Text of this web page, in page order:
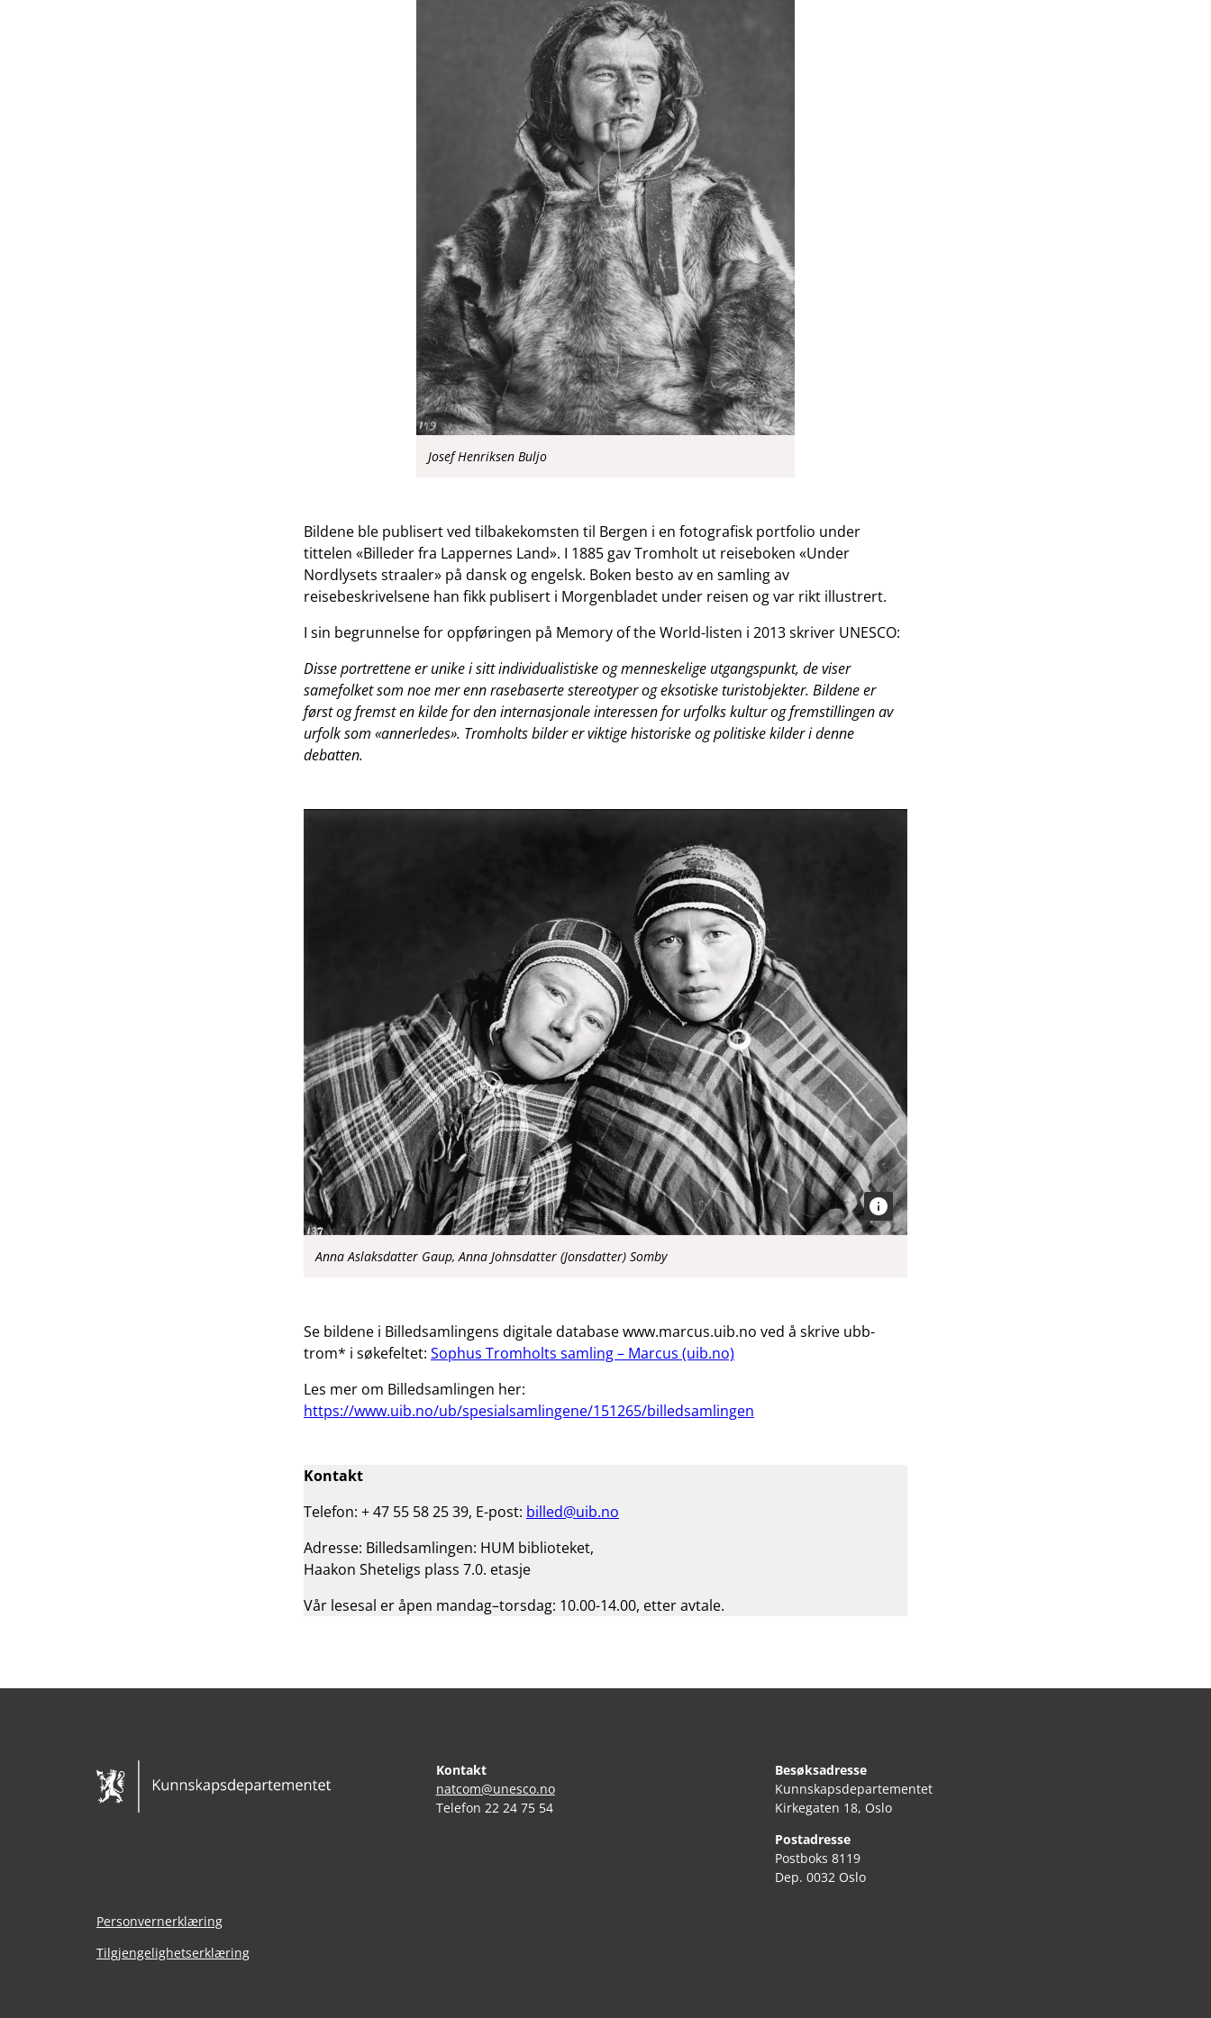
Josef Henriksen Buljo
Bildene ble publisert ved tilbakekomsten til Bergen i en fotografisk portfolio under
tittelen «Billeder fra Lappernes Land». I 1885 gav Tromholt ut reiseboken «Under
Nordlysets straaler» på dansk og engelsk. Boken besto av en samling av
reisebeskrivelsene han fikk publisert i Morgenbladet under reisen og var rikt illustrert.
I sin begrunnelse for oppføringen på Memory of the World-listen i 2013 skriver UNESCO:
Disse portrettene er unike i sitt individualistiske og menneskelige utgangspunkt, de viser
samefolket som noe mer enn rasebaserte stereotyper og eksotiske turistobjekter. Bildene er
først og fremst en kilde for den internasjonale interessen for urfolks kultur og fremstillingen av
urfolk som «annerledes». Tromholts bilder er viktige historiske og politiske kilder i denne
debatten.
Anna Aslaksdatter Gaup, Anna Johnsdatter (Jonsdatter) Somby
Se bildene i Billedsamlingens digitale database www.marcus.uib.no ved å skrive ubb-
trom* i søkefeltet: Sophus Tromholts samling – Marcus (uib.no)
Les mer om Billedsamlingen her:
https://www.uib.no/ub/spesialsamlingene/151265/billedsamlingen
Kontakt
Telefon: + 47 55 58 25 39, E-post: billed@uib.no
Adresse: Billedsamlingen: HUM biblioteket,
Haakon Sheteligs plass 7.0. etasje
Vår lesesal er åpen mandag–torsdag: 10.00-14.00, etter avtale.
Kontakt
natcom@unesco.no
Telefon 22 24 75 54
Besøksadresse
Kunnskapsdepartementet
Kirkegaten 18, Oslo
Postadresse
Postboks 8119
Dep. 0032 Oslo
Personvernerklæring
Tilgjengelighetserklæring